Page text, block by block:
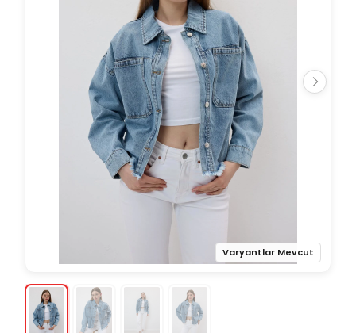
Varyantlar Mevcut